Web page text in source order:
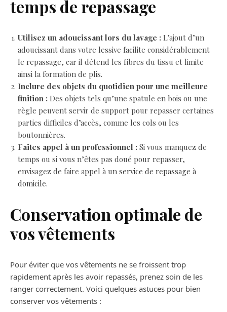
temps de repassage
Utilisez un adoucissant lors du lavage : L’ajout d’un
adoucissant dans votre lessive facilite considérablement
le repassage, car il détend les fibres du tissu et limite
ainsi la formation de plis.
Inclure des objets du quotidien pour une meilleure
finition : Des objets tels qu’une spatule en bois ou une
règle peuvent servir de support pour repasser certaines
parties difficiles d’accès, comme les cols ou les
boutonnières.
Faites appel à un professionnel : Si vous manquez de
temps ou si vous n’êtes pas doué pour repasser,
envisagez de faire appel à un service de repassage à
domicile.
Conservation optimale de
vos vêtements
Pour éviter que vos vêtements ne se froissent trop
rapidement après les avoir repassés, prenez soin de les
ranger correctement. Voici quelques astuces pour bien
conserver vos vêtements :